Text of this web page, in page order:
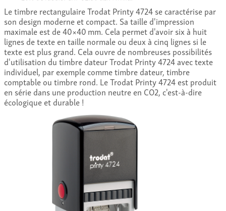
Le timbre rectangulaire Trodat Printy 4724 se caractérise par
son design moderne et compact. Sa taille d'impression
maximale est de 40×40 mm. Cela permet d'avoir six à huit
lignes de texte en taille normale ou deux à cinq lignes si le
texte est plus grand. Cela ouvre de nombreuses possibilités
d'utilisation du timbre dateur Trodat Printy 4724 avec texte
individuel, par exemple comme timbre dateur, timbre
comptable ou timbre rond. Le Trodat Printy 4724 est produit
en série dans une production neutre en CO2, c'est-à-dire
écologique et durable !